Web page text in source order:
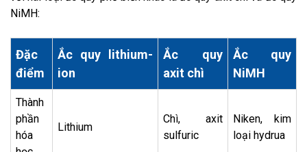
NiMH:
Đặc
điểm
Ắc quy lithium-
ion
Ắc quy
axit chì
Ắc quy
NiMH
Thành
phần
hóa
Lithium
Chì, axit
sulfuric
Niken, kim
loại hydrua